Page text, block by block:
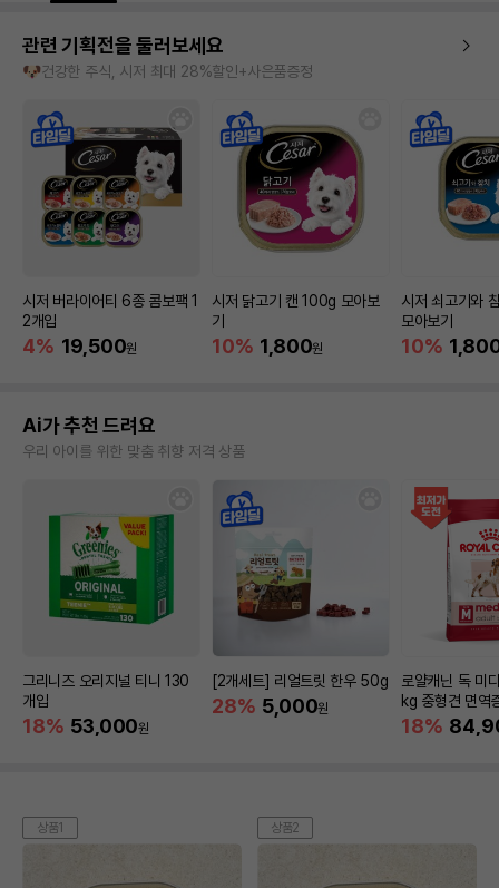
관련 기획전을 둘러보세요
🐶건강한 주식, 시저 최대 28%할인+사은품증정
시저 버라이어티 6종 콤보팩 1
2개입
4% 19,500원
시저 닭고기 캔 100g 모아보
기
10% 1,800원
시저 쇠고기와
모아보기
10%
Ai가 추천 드려요
우리 아이를 위한 맞춤 취향 저격 상품
그리니즈 오리지널 티니 130
개입
18% 53,000원
[2개세트] 리얼트릿 한우 50g
28% 5,000원
로얄캐닌 독 미
kg 중형견 면역
18%
상품1 상품2